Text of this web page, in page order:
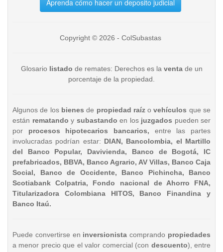
Aprenda cómo hacer un deposito judicial
Copyright © 2026 - ColSubastas
Glosario listado de remates: Derechos es la ventade un
porcentaje de la propiedad.
Algunos de los bienesde propiedad raízo vehículos que se
están rematando y subastando en los juzgados pueden ser
por procesos hipotecarios bancarios, entre las partes
involucradas podrían estar: DIAN, Bancolombia, el Martillo
del Banco Popular, Davivienda, Banco de Bogotá, IC
prefabricados, BBVA, Banco Agrario, AV Villas, Banco Caja
Social, Banco de Occidente, Banco Pichincha, Banco
Scotiabank Colpatria, Fondo nacional de Ahorro FNA,
Titularizadora Colombiana HITOS, Banco Finandina y
Banco Itaú.
Puede convertirse en inversionista comprando propiedades
a menor precio que el valor comercial (con descuento), entre